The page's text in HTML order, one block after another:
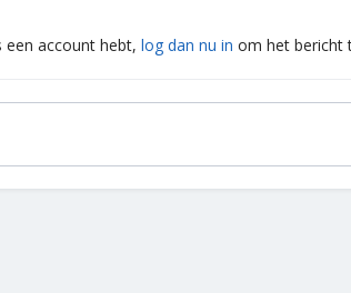
een account hebt, log dan nu in om het bericht